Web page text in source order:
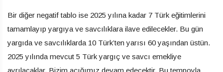
Bir diğer negatif tablo ise 2025 yılına kadar 7 Türk eğitimlerini
tamamlayıp yargıya ve savcılıklara ilave edilecekler. Bu gün
yargıda ve savcılıklarda 10 Türk’ten yarısı 60 yaşından üstün.
2025 yılında mevcut 5 Türk yargıç ve savcı emekliye
ayrılacaklar. Bizim açığımız devam edecektir. Bu tempoyla